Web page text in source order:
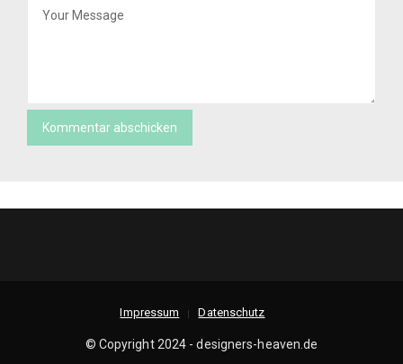
Impressum Datenschutz
© Copyright 2024 - designers-heaven.de